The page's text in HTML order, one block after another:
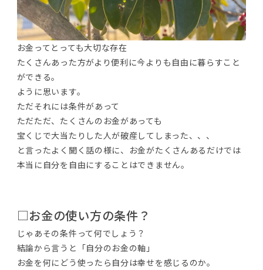
お金ってとっても大切な存在
たくさんあった方がより便利に今よりも自由に暮らすこと
ができる。
ように思います。
ただそれには条件があって
ただただ、たくさんのお金があっても
宝くじで大当たりした人が破産してしまった、、、
と言ったよく聞く話の様に、お金がたくさんあるだけでは
本当に自分を自由にすることはできません。
□お金の使い方の条件？
じゃあその条件って何でしょう？
結論から言うと「自分のお金の軸」
お金を何にどう使ったら自分は幸せを感じるのか。